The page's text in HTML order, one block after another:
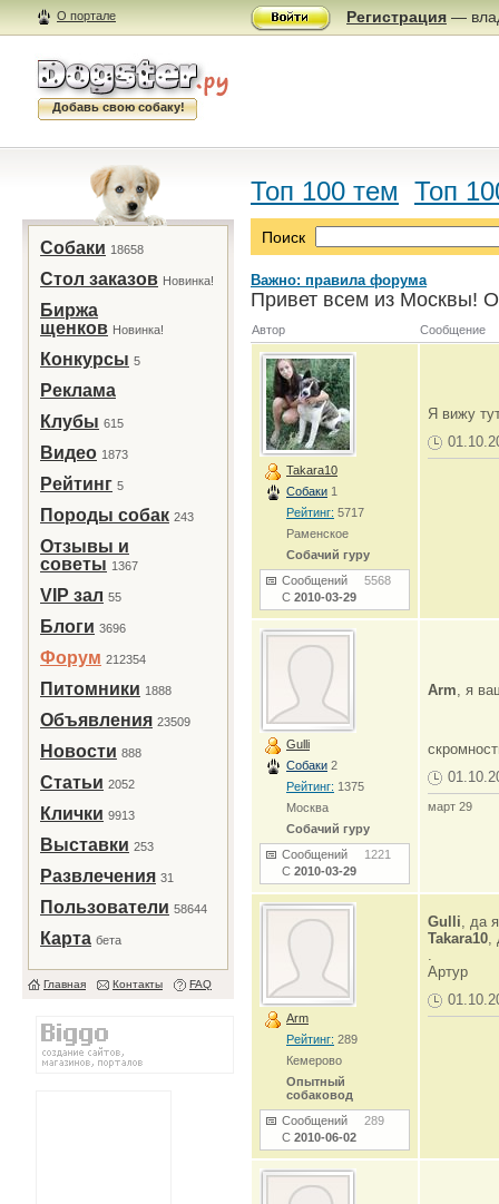
О портале Регистрация —
Добавь свою собаку!
Собаки 18658
Стол заказов Новинка!
Биржа
щенков Новинка!
Конкурсы 5
Реклама
Клубы 615
Видео 1873
Рейтинг 5
Породы собак 243
Отзывы и
советы 1367
VIP зал 55
Блоги 3696
Форум 212354
Питомники 1888
Объявления 23509
Новости 888
Статьи 2052
Клички 9913
Выставки 253
Развлечения 31
Пользователи 58644
Карта бета
Главная Контакты FAQ
Топ 100 тем Топ
Поиск
Важно: правила форума
Привет всем из Москвы!
Автор Сообщение
Takara10
Собаки 1
Рейтинг: 5717
Раменское
Собачий гуру
Сообщений 5568
С 2010-03-29
Я вижу
Gulli
Собаки 2
Рейтинг: 1375
Москва
Собачий гуру
Сообщений 1221
С 2010-03-29
Arm, я
март 29
Arm
Рейтинг: 289
Кемерово
Опытный
собаковод
Сообщений 289
С 2010-06-02
Gulli, да
Takara10,
.
Артур